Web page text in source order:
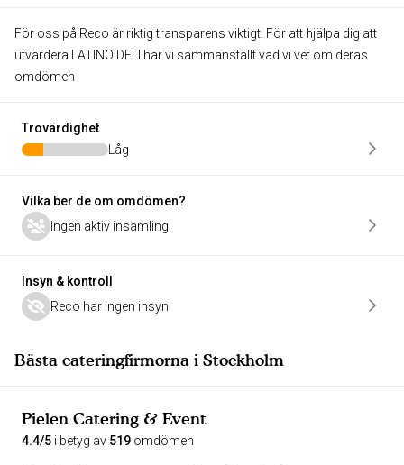
För oss på Reco är riktig transparens viktigt. För att hjälpa dig att
utvärdera LATINO DELI har vi sammanställt vad vi vet om deras
omdömen
Trovärdighet
Låg
Vilka ber de om omdömen?
Ingen aktiv insamling
Insyn & kontroll
Reco har ingen insyn
Bästa cateringfirmorna i Stockholm
Pielen Catering & Event
4.4/5 i betyg av 519 omdömen